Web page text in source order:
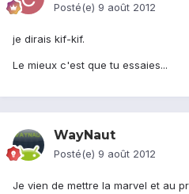
Posté(e) 9 août 2012
je dirais kif-kif.
Le mieux c'est que tu essaies...
WayNaut
Posté(e) 9 août 2012
Je vien de mettre la marvel et au